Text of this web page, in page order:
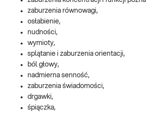
zaburzenia równowagi,
osłabienie,
nudności,
wymioty,
splątanie i zaburzenia orientacji,
ból głowy,
nadmierna senność,
zaburzenia świadomości,
drgawki,
śpiączka,